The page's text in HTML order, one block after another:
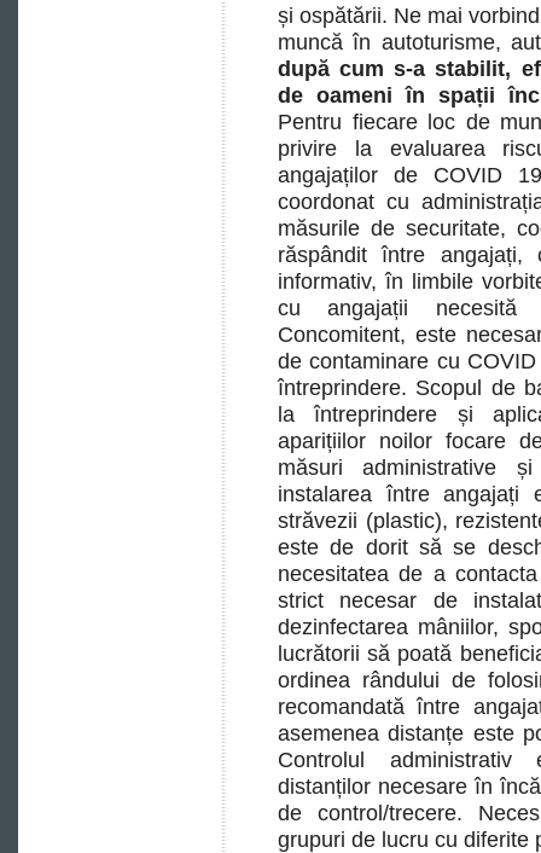
și ospătării. Ne mai
muncă în autoturisme,
după cum s-a stabilit,
de oameni în spații
Pentru fiecare loc de
privire la evaluarea
angajaților de COVID
coordonat cu
măsurile de securitate,
răspândit între angajați,
informativ, în limbile
cu angajații necesită
Concomitent, este
de contaminare cu
întreprindere. Scopul de
la întreprindere și
aparițiilor noilor focare
măsuri administrative
instalarea între angajați
străvezii (plastic),
este de dorit să se
necesitatea de a
strict necesar de
dezinfectarea mâniilor,
lucrătorii să poată
ordinea rândului de
recomandată între
asemenea distanțe este
Controlul
distanților necesare în
de control/trecere.
grupuri de lucru cu diferite